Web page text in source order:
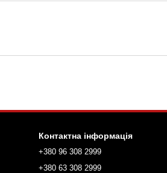
Контактна інформація
+380 96 308 2999
+380 63 308 2999